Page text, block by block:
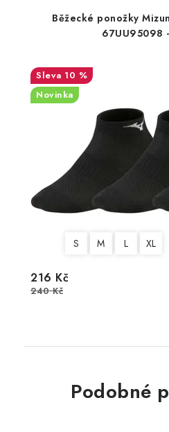
Běžecké ponožky
67UU95098
10 %
Novinka
S M L XL
216 Kč
240 Kč
Podobné